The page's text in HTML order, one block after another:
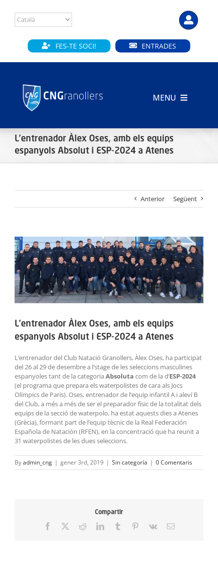
content
FES-TE SOCI! ENTRADES
MENU
CLUB
SERVEIS
INFANTS
BLOG
EMPRESES
TREBALLA AMB NOSALTRES!
L’entrenador Àlex Oses, amb els equips
espanyols Absolut i ESP-2024 a Atenes
Anterior Següent
View
Larger
Image
L’entrenador Àlex Oses, amb els equips
espanyols Absolut i ESP-2024 a Atenes
L’entrenador del Club Natació Granollers, Àlex Oses, ha participat
del 26 al 29 de desembre a l’stage de les seleccions masculines
espanyoles tant de la categoria Absoluta com de la d’ESP-2024
(el programa que prepara els waterpolistes de cara als Jocs
Olímpics de Paris). Oses, entrenador de l’equip infantil A i aleví B
del Club, a més a més de ser el preparador físic de la totalitat dels
equips de la secció de waterpolo, ha estat aquests dies a Atenes
(Grècia), formant part de l’equip tècnic de la Real Federación
Española de Natación (RFEN), en la concentració que ha reunit a
31 waterpolistes de les dues seleccions.
Byadmin_cng | gener 3rd, 2019 | Sin categoría | 0 Comentaris
Compartir
Facebook RedditLinkedInTumblr Pinterest
Vk Email: